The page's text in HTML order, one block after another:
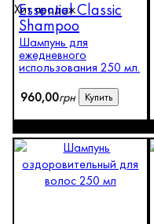
Хит продаж
Essentiel Classic
Shampoo
Шампунь для
ежедневного
использования 250 мл.
960,00грн Купить